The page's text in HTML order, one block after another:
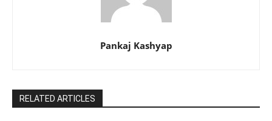
Pankaj Kashyap
RELATED ARTICLES